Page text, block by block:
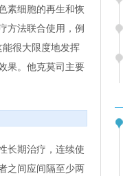
素细胞的再生和恢
方法联合使用，例
很大限度地发挥
果。他克莫司主要
长期治疗，连续使
之间应间隔至少两